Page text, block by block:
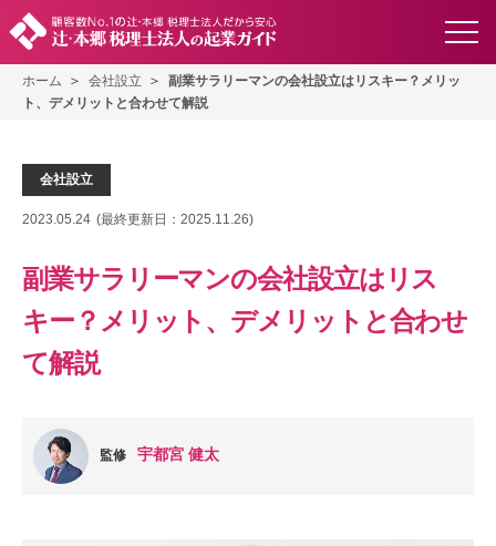
ホーム 会社設立
副業サラリーマンの会社設立はリスキー？メリッ
ト、デメリットと合わせて解説
会社設立
2023.05.24 (最終更新日： 2025.11.26)
副業サラリーマンの会社設立はリス
キー？メリット、デメリットと合わせ
て解説
監修 宇都宮 健太